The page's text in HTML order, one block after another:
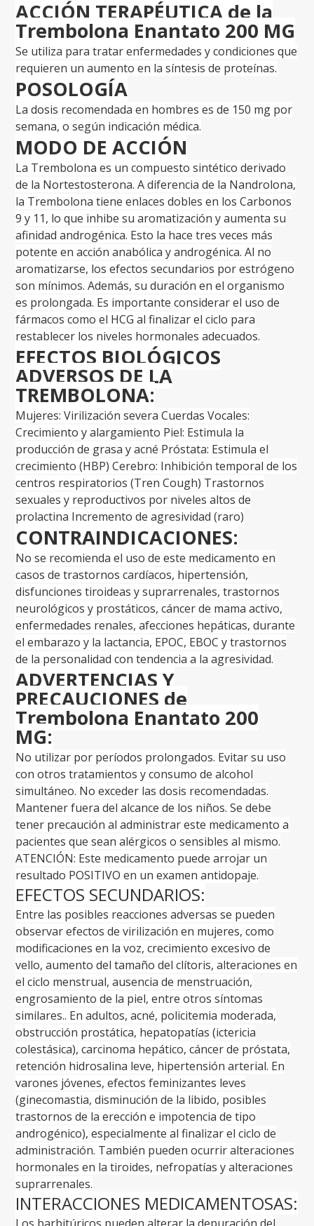
ACCIÓN TERAPÉUTICA de la
Trembolona Enantato 200 MG
Se utiliza para tratar enfermedades y condiciones que
requieren un aumento en la síntesis de proteínas.
POSOLOGÍA
La dosis recomendada en hombres es de 150 mg por
semana, o según indicación médica.
MODO DE ACCIÓN
La Trembolona es un compuesto sintético derivado
de la Nortestosterona. A diferencia de la Nandrolona,
la Trembolona tiene enlaces dobles en los Carbonos
9 y 11, lo que inhibe su aromatización y aumenta su
afinidad androgénica. Esto la hace tres veces más
potente en acción anabólica y androgénica. Al no
aromatizarse, los efectos secundarios por estrógeno
son mínimos. Además, su duración en el organismo
es prolongada. Es importante considerar el uso de
fármacos como el HCG al finalizar el ciclo para
restablecer los niveles hormonales adecuados.
EFECTOS BIOLÓGICOS
ADVERSOS DE LA
TREMBOLONA:
Mujeres: Virilización severa Cuerdas Vocales:
Crecimiento y alargamiento Piel: Estimula la
producción de grasa y acné Próstata: Estimula el
crecimiento (HBP) Cerebro: Inhibición temporal de los
centros respiratorios (Tren Cough) Trastornos
sexuales y reproductivos por niveles altos de
prolactina Incremento de agresividad (raro)
CONTRAINDICACIONES:
No se recomienda el uso de este medicamento en
casos de trastornos cardíacos, hipertensión,
disfunciones tiroideas y suprarrenales, trastornos
neurológicos y prostáticos, cáncer de mama activo,
enfermedades renales, afecciones hepáticas, durante
el embarazo y la lactancia, EPOC, EBOC y trastornos
de la personalidad con tendencia a la agresividad.
ADVERTENCIAS Y
PRECAUCIONES de
Trembolona Enantato 200
MG:
No utilizar por períodos prolongados. Evitar su uso
con otros tratamientos y consumo de alcohol
simultáneo. No exceder las dosis recomendadas.
Mantener fuera del alcance de los niños. Se debe
tener precaución al administrar este medicamento a
pacientes que sean alérgicos o sensibles al mismo.
ATENCIÓN: Este medicamento puede arrojar un
resultado POSITIVO en un examen antidopaje.
EFECTOS SECUNDARIOS:
Entre las posibles reacciones adversas se pueden
observar efectos de virilización en mujeres, como
modificaciones en la voz, crecimiento excesivo de
vello, aumento del tamaño del clítoris, alteraciones en
el ciclo menstrual, ausencia de menstruación,
engrosamiento de la piel, entre otros síntomas
similares.. En adultos, acné, policitemia moderada,
obstrucción prostática, hepatopatías (ictericia
colestásica), carcinoma hepático, cáncer de próstata,
retención hidrosalina leve, hipertensión arterial. En
varones jóvenes, efectos feminizantes leves
(ginecomastia, disminución de la libido, posibles
trastornos de la erección e impotencia de tipo
androgénico), especialmente al finalizar el ciclo de
administración. También pueden ocurrir alteraciones
hormonales en la tiroides, nefropatías y alteraciones
suprarrenales.
INTERACCIONES MEDICAMENTOSAS: